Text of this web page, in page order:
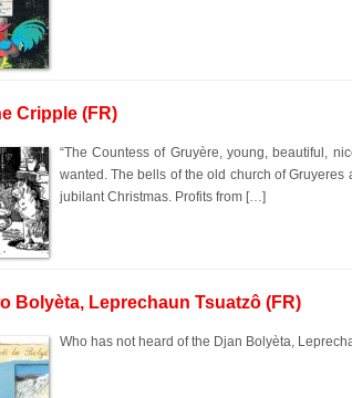
Cripple (FR)
“The Countess of Gruyère, young, beautiful,
wanted. The bells of the old church of
jubilant Christmas. Profits from […]
Bolyèta, Leprechaun Tsuatzô (FR)
Who has not heard of the Djan Bolyèta,